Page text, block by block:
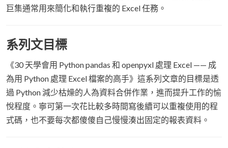
巨集通常用來簡化和執行重複的 Excel 任務。
系列文目標
《30 天學會用 Python pandas 和 openpyxl 處理 Excel —— 成
為用 Python 處理 Excel 檔案的高手》這系列文章的目標是透
過 Python 減少枯燥的人為資料合併作業，進而提升工作的愉
悅程度。寧可第一次花比較多時間寫後續可以重複使用的程
式碼，也不要每次都傻傻自己慢慢湊出固定的報表資料。